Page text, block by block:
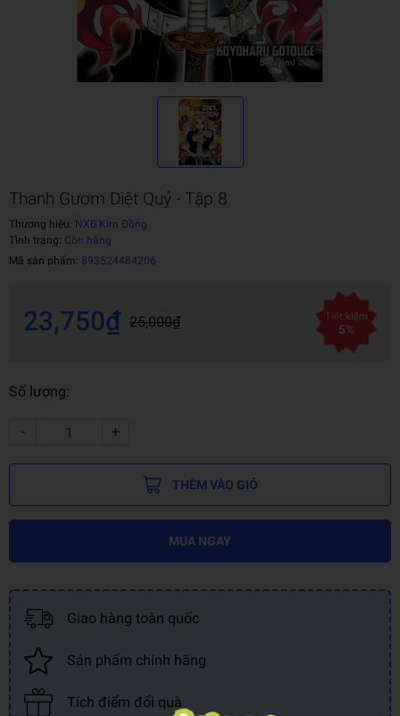
Thanh Gươm Diệt Quỷ - Tập 8
Thương hiệu: NXB Kim Đồng
Tình trạng: Còn hàng
Mã sản phẩm: 893524484206
23,750₫ 25,000₫ Tiết kiệm
5%
Số lượng:
- +
THÊM VÀO GIỎ
MUA NGAY
Giao hàng toàn quốc
Sản phẩm chính hãng
Tích điểm đổi quà